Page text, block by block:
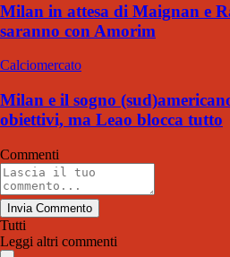
Milan in attesa di Maignan e
saranno con Amorim
Calciomercato
Milan e il sogno
obiettivi, ma Leao blocca tutto
Commenti
Invia Commento
Tutti
Leggi altri commenti